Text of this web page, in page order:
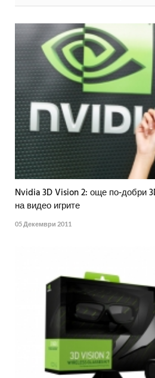
Nvidia 3D Vision 2: още по-добри
на видео игрите
05 Декември 2011